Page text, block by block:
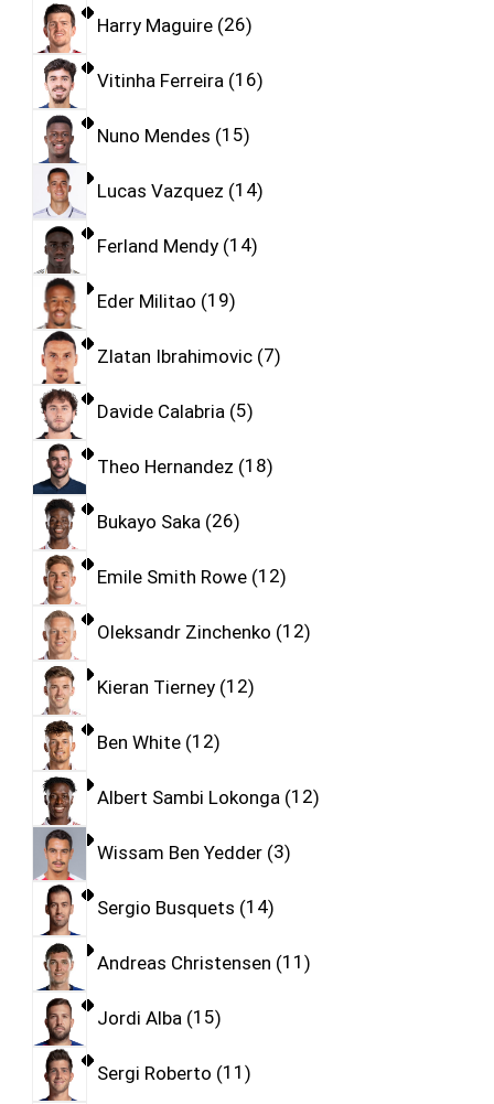
Harry Maguire 26
Vitinha Ferreira 16
Nuno Mendes 15
Lucas Vazquez 14
Ferland Mendy 14
Eder Militao 19
Zlatan Ibrahimovic 7
Davide Calabria 5
Theo Hernandez 18
Bukayo Saka 26
Emile Smith Rowe 12
Oleksandr Zinchenko 12
Kieran Tierney 12
Ben White 12
Albert Sambi Lokonga 12
Wissam Ben Yedder 3
Sergio Busquets 14
Andreas Christensen 11
Jordi Alba 15
Sergi Roberto 11